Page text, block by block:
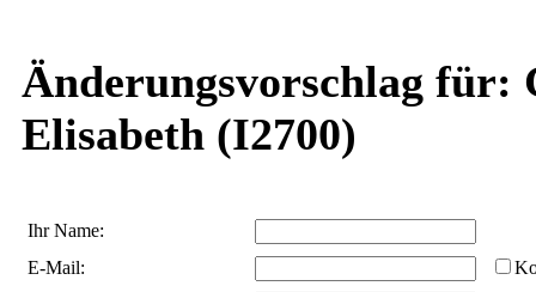
Änderungsvorschlag für:
Elisabeth (I2700)
Ihr Name:
E-Mail: